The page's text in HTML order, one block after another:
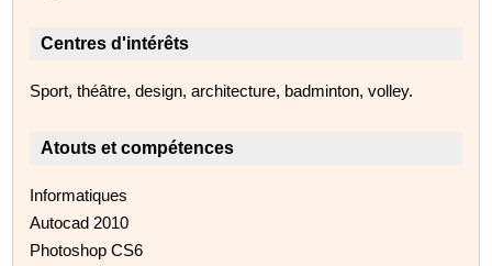
Centres d'intérêts
Sport, théâtre, design, architecture, badminton, volley.
Atouts et compétences
Informatiques
Autocad 2010
Photoshop CS6